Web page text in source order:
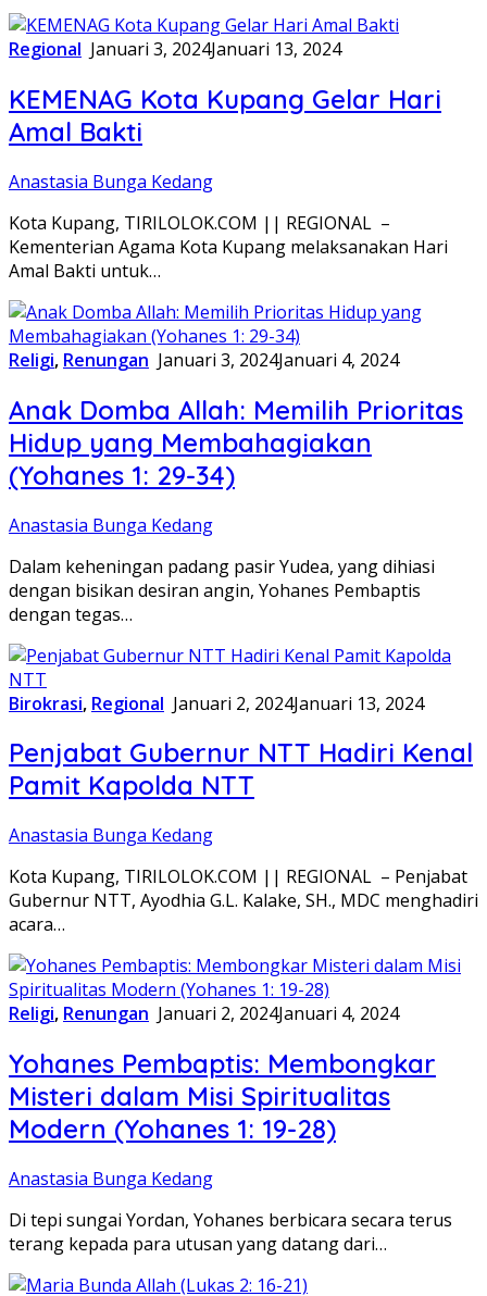
Regional Januari 3, 2024Januari 13, 2024
KEMENAG Kota Kupang Gelar Hari
Amal Bakti
Anastasia Bunga Kedang
Kota Kupang, TIRILOLOK.COM || REGIONAL –
Kementerian Agama Kota Kupang melaksanakan Hari
Amal Bakti untuk…
Religi, Renungan Januari 3, 2024Januari 4, 2024
Anak Domba Allah: Memilih Prioritas
Hidup yang Membahagiakan
(Yohanes 1: 29-34)
Anastasia Bunga Kedang
Dalam keheningan padang pasir Yudea, yang dihiasi
dengan bisikan desiran angin, Yohanes Pembaptis
dengan tegas…
Birokrasi, Regional Januari 2, 2024Januari 13, 2024
Penjabat Gubernur NTT Hadiri Kenal
Pamit Kapolda NTT
Anastasia Bunga Kedang
Kota Kupang, TIRILOLOK.COM || REGIONAL – Penjabat
Gubernur NTT, Ayodhia G.L. Kalake, SH., MDC menghadiri
acara…
Religi, Renungan Januari 2, 2024Januari 4, 2024
Yohanes Pembaptis: Membongkar
Misteri dalam Misi Spiritualitas
Modern (Yohanes 1: 19-28)
Anastasia Bunga Kedang
Di tepi sungai Yordan, Yohanes berbicara secara terus
terang kepada para utusan yang datang dari…